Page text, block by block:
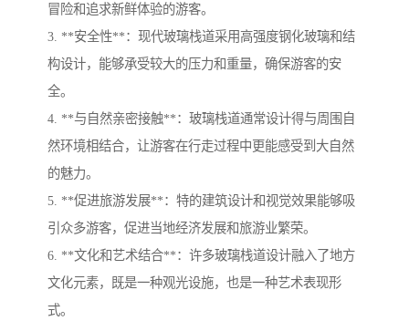
冒险和追求新鲜体验的游客。
3. **安全性**：现代玻璃栈道采用高强度钢化玻璃和结
构设计，能够承受较大的压力和重量，确保游客的安
全。
4. **与自然亲密接触**：玻璃栈道通常设计得与周围自
然环境相结合，让游客在行走过程中更能感受到大自然
的魅力。
5. **促进旅游发展**：特的建筑设计和视觉效果能够吸
引众多游客，促进当地经济发展和旅游业繁荣。
6. **文化和艺术结合**：许多玻璃栈道设计融入了地方
文化元素，既是一种观光设施，也是一种艺术表现形
式。